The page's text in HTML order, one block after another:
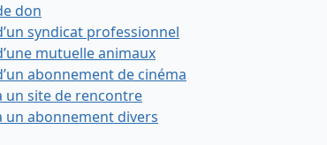
don
syndicat professionnel
mutuelle animaux
abonnement de cinéma
un site de rencontre
abonnement divers